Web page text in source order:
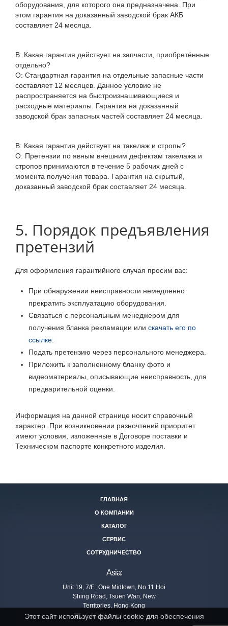
оборудования, для которого она предназначена. При
этом гарантия на доказанный заводской брак АКБ
составляет 24 месяца.
В: Какая гарантия действует на запчасти, приобретённые
отдельно?
О: Стандартная гарантия на отдельные запасные части
составляет 12 месяцев. Данное условие не
распространяется на быстроизнашивающиеся и
расходные материалы. Гарантия на доказанный
заводской брак запасных частей составляет 24 месяца.
В: Какая гарантия действует на такелаж и стропы?
О: Претензии по явным внешним дефектам такелажа и
стропов принимаются в течение 5 рабочих дней с
момента получения товара. Гарантия на скрытый,
доказанный заводской брак составляет 24 месяца.
5. Порядок предъявления
претензий
Для оформления гарантийного случая просим вас:
При обнаружении неисправности немедленно
прекратить эксплуатацию оборудования.
Связаться с персональным менеджером для
получения бланка рекламации или скачать его по
ссылке.
Подать претензию через персонального менеджера.
Приложить к заполненному бланку фото и
видеоматериалы, описывающие неисправность, для
предварительной оценки.
Информация на данной странице носит справочный
характер. При возникновении разночтений приоритет
имеют условия, изложенные в Договоре поставки и
Техническом паспорте конкретного изделия.
ГЛАВНАЯ
О КОМПАНИИ
КАТАЛОГ
СЕРВИС
СОТРУДНИЧЕСТВО
Asia:
Unit 19, 7/F., One Midtown, No.11 Hoi
Shing Road, Tsuen Wan, New
Territories, Hong Kong
EAC@tor-industries.com
Этот сайт использует файлы cookie для обеспечения